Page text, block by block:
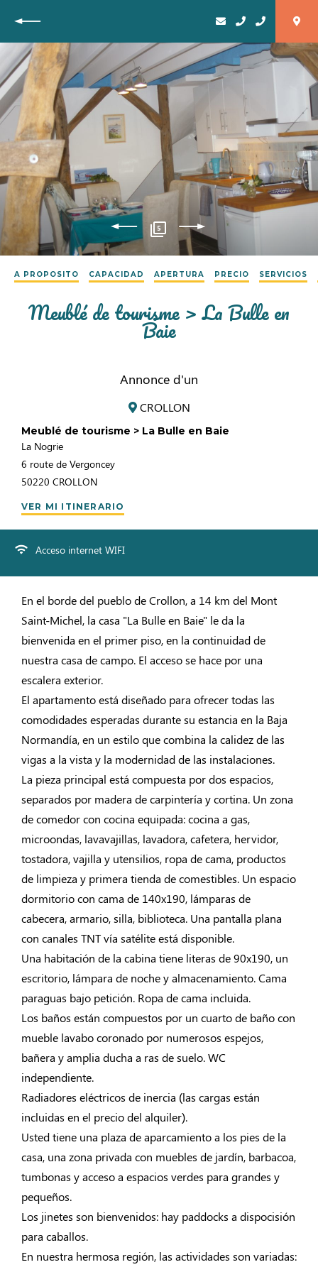
Vuelta
5
A PROPOSITO CAPACIDAD APERTURA PRECIO SERVICIOS
Meublé de tourisme > La Bulle en
Baie
Annonce d'un
CROLLON
Meublé de tourisme > La Bulle en Baie
La Nogrie
6 route de Vergoncey
50220 CROLLON
VER MI ITINERARIO
Acceso internet WIFI
En el borde del pueblo de Crollon, a 14 km del Mont
Saint-Michel, la casa "La Bulle en Baie" le da la
bienvenida en el primer piso, en la continuidad de
nuestra casa de campo. El acceso se hace por una
escalera exterior.
El apartamento está diseñado para ofrecer todas las
comodidades esperadas durante su estancia en la Baja
Normandía, en un estilo que combina la calidez de las
vigas a la vista y la modernidad de las instalaciones.
La pieza principal está compuesta por dos espacios,
separados por madera de carpintería y cortina. Un zona
de comedor con cocina equipada: cocina a gas,
microondas, lavavajillas, lavadora, cafetera, hervidor,
tostadora, vajilla y utensilios, ropa de cama, productos
de limpieza y primera tienda de comestibles. Un espacio
dormitorio con cama de 140x190, lámparas de
cabecera, armario, silla, biblioteca. Una pantalla plana
con canales TNT vía satélite está disponible.
Una habitación de la cabina tiene literas de 90x190, un
escritorio, lámpara de noche y almacenamiento. Cama
paraguas bajo petición. Ropa de cama incluida.
Los baños están compuestos por un cuarto de baño con
mueble lavabo coronado por numerosos espejos,
bañera y amplia ducha a ras de suelo. WC
independiente.
Radiadores eléctricos de inercia (las cargas están
incluidas en el precio del alquiler).
Usted tiene una plaza de aparcamiento a los pies de la
casa, una zona privada con muebles de jardín, barbacoa,
tumbonas y acceso a espacios verdes para grandes y
pequeños.
Los jinetes son bienvenidos: hay paddocks a dispocisión
para caballos.
En nuestra hermosa región, las actividades son variadas: